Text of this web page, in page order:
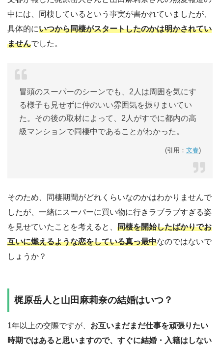
中には、同棲しているという事実が書かれていましたが、
具体的にいつから同棲がスタートしたのかは明かされてい
ませんでした。
冒頭のスーパーのシーンでも、2人は周囲を気にす
る様子も見せずに仲のいい雰囲気を振りまいてい
た。その後の取材によって、2人がすでに都内の高
級マンションで同棲中であることがわかった。
(引用： 文春)
そのため、同棲期間がどれくらいなのかはわかりませんで
したが、一緒にスーパーに買い物に行きラブラブすぎる姿
を見せていたことを考えると、 同棲を開始したばかりでお
互いに燃えるような恋をしている真っ最中なのではないで
しょうか？
梶原岳人と山田麻莉奈の結婚はいつ？
1年以上の交際ですが、 お互いまだまだ仕事を頑張りたい
時期ではあると思いますので、すぐに結婚・入籍はしない